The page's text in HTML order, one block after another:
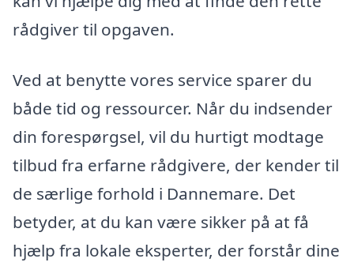
rådgiver til opgaven.
Ved at benytte vores service sparer du
både tid og ressourcer. Når du indsender
din forespørgsel, vil du hurtigt modtage
tilbud fra erfarne rådgivere, der kender til
de særlige forhold i Dannemare. Det
betyder, at du kan være sikker på at få
hjælp fra lokale eksperter, der forstår dine